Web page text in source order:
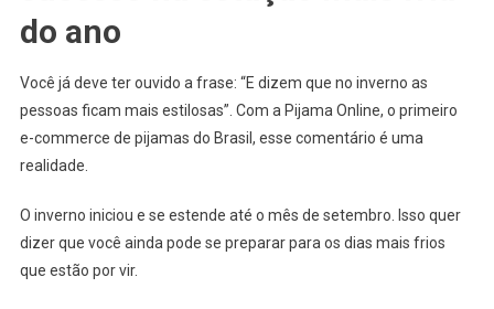
do ano
Você já deve ter ouvido a frase: “E dizem que no inverno as
pessoas ficam mais estilosas”. Com a Pijama Online, o primeiro
e-commerce de pijamas do Brasil, esse comentário é uma
realidade.
O inverno iniciou e se estende até o mês de setembro. Isso quer
dizer que você ainda pode se preparar para os dias mais frios
que estão por vir.